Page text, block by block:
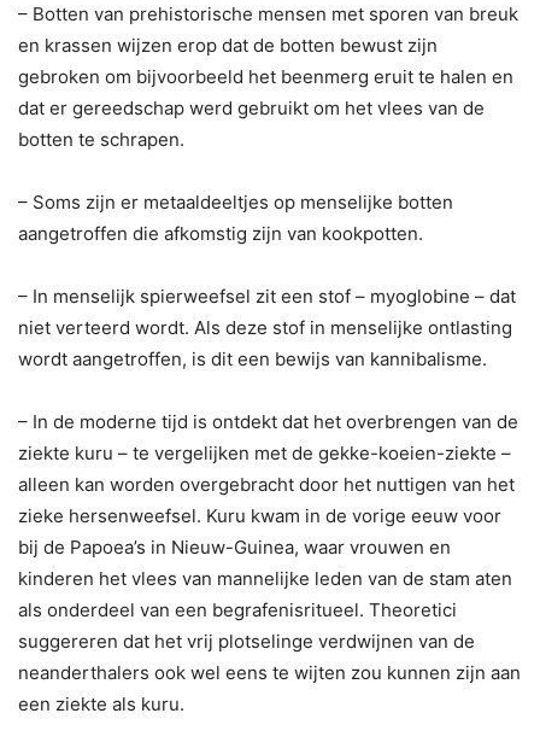
– Botten van prehistorische mensen met sporen van breuk
en krassen wijzen erop dat de botten bewust zijn
gebroken om bijvoorbeeld het beenmerg eruit te halen en
dat er gereedschap werd gebruikt om het vlees van de
botten te schrapen.
– Soms zijn er metaaldeeltjes op menselijke botten
aangetroffen die afkomstig zijn van kookpotten.
– In menselijk spierweefsel zit een stof – myoglobine – dat
niet verteerd wordt. Als deze stof in menselijke ontlasting
wordt aangetroffen, is dit een bewijs van kannibalisme.
– In de moderne tijd is ontdekt dat het overbrengen van de
ziekte kuru – te vergelijken met de gekke-koeien-ziekte –
alleen kan worden overgebracht door het nuttigen van het
zieke hersenweefsel. Kuru kwam in de vorige eeuw voor
bij de Papoea’s in Nieuw-Guinea, waar vrouwen en
kinderen het vlees van mannelijke leden van de stam aten
als onderdeel van een begrafenisritueel. Theoretici
suggereren dat het vrij plotselinge verdwijnen van de
neanderthalers ook wel eens te wijten zou kunnen zijn aan
een ziekte als kuru.